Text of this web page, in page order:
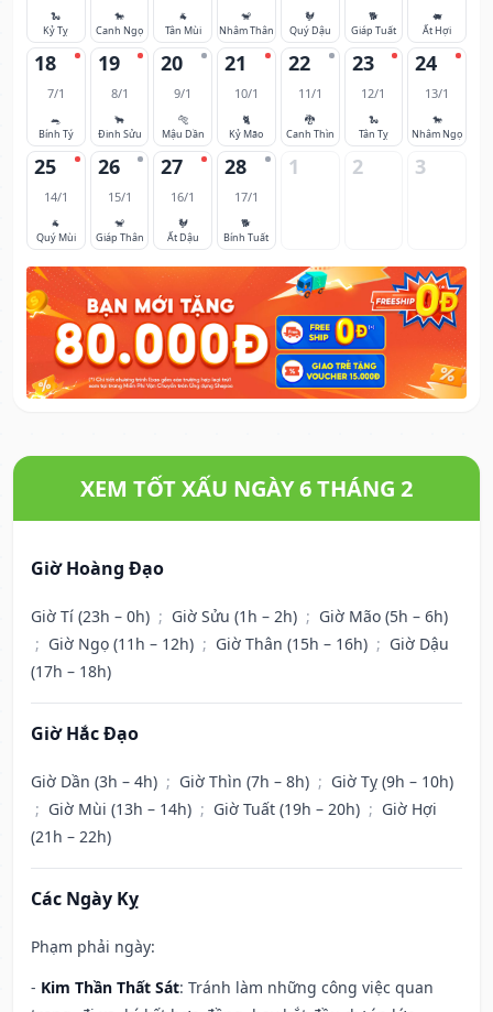
🐍
Kỷ Tỵ
🐎
Canh Ngọ
🐐
Tân Mùi
🐒
Nhâm Thân
🐓
Quý Dậu
🐕
Giáp Tuất
🐖
Ất Hợi
18
7/1
🐀
Bính Tý
19
8/1
🐂
Đinh Sửu
20
9/1
🐅
Mậu Dần
21
10/1
🐈
Kỷ Mão
22
11/1
🐉
Canh Thìn
23
12/1
🐍
Tân Tỵ
24
13/1
🐎
Nhâm Ngọ
25
14/1
🐐
Quý Mùi
26
15/1
🐒
Giáp Thân
27
16/1
🐓
Ất Dậu
28
17/1
🐕
Bính Tuất
1 2 3
XEM TỐT XẤU NGÀY 6 THÁNG 2
Giờ Hoàng Đạo
Giờ Tí (23h – 0h) ; Giờ Sửu (1h – 2h) ; Giờ Mão (5h – 6h)
; Giờ Ngọ (11h – 12h) ; Giờ Thân (15h – 16h) ; Giờ Dậu
(17h – 18h)
Giờ Hắc Đạo
Giờ Dần (3h – 4h) ; Giờ Thìn (7h – 8h) ; Giờ Tỵ (9h – 10h)
; Giờ Mùi (13h – 14h) ; Giờ Tuất (19h – 20h) ; Giờ Hợi
(21h – 22h)
Các Ngày Kỵ
Phạm phải ngày:
- Kim Thần Thất Sát: Tránh làm những công việc quan